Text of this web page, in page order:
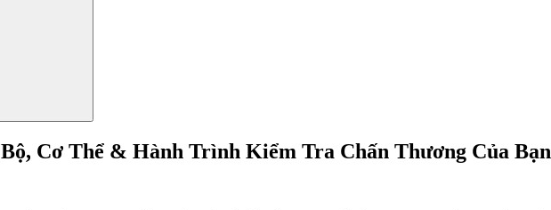
Cơ Thể & Hành Trình Kiểm Tra Chấn Thương Của Bạn